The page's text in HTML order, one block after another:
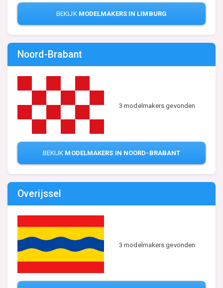
BEKIJK MODELMAKERS IN LIMBURG
Noord-Brabant
3 modelmakers gevonden
BEKIJK MODELMAKERS IN NOORD-BRABANT
Overijssel
3 modelmakers gevonden